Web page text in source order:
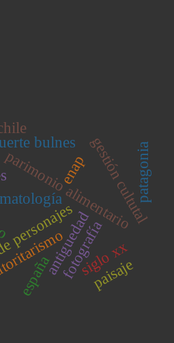
parimonio alimentario
bulnes
antiguedad
fotografía
gestión cultutal
siglo xx
españa paisaje
enap patagonia